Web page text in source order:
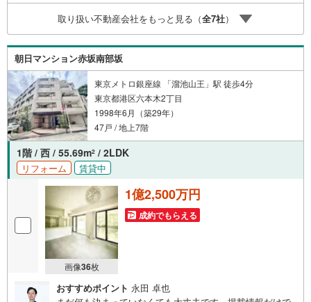
が得なの？■分からない事、何でもご相談下さい。■随時！
内覧可能です！■平日・土日・祝祭日…日程・時間はいつで
も調整可能。ご指定の場所にお車でお迎えに上がります。■
不動産購入のご相談も随時開催中！■ ○住宅ローンのご相
談 ○買換えのご相談 ○ご自宅査定のご相談 ○弊社買取
も行っております
取り扱い不動産会社をもっと見る（全7社）
朝日マンション赤坂南部坂
東京メトロ銀座線 「溜池山王」駅 徒歩4分
東京都港区六本木2丁目
1998年6月（築29年）
47戸 / 地上7階
1階 / 西 / 55.69m2 / 2LDK
リフォーム 賃貸中
画像36枚
1億2,500万円
成約でもらえる
おすすめポイント 永田 卓也